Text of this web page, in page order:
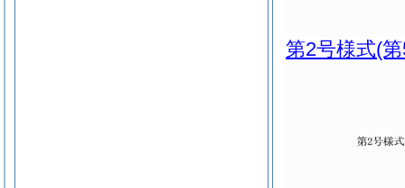
第2号様式(